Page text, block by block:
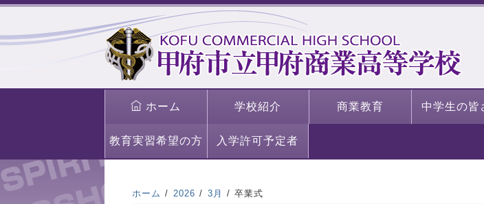
ホーム 学校紹介 商業教育 中学生の皆
教育実習希望の方 入学許可予定者
ホーム 2026 3月 卒業式